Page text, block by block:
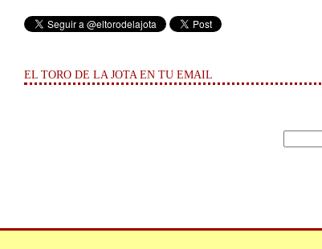
EL TORO DE LA JOTA EN TU EMAIL